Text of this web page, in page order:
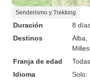
Senderismo y Trekking
Duración
8
Destinos
Alba
Franja de edad
Idioma
Solo: